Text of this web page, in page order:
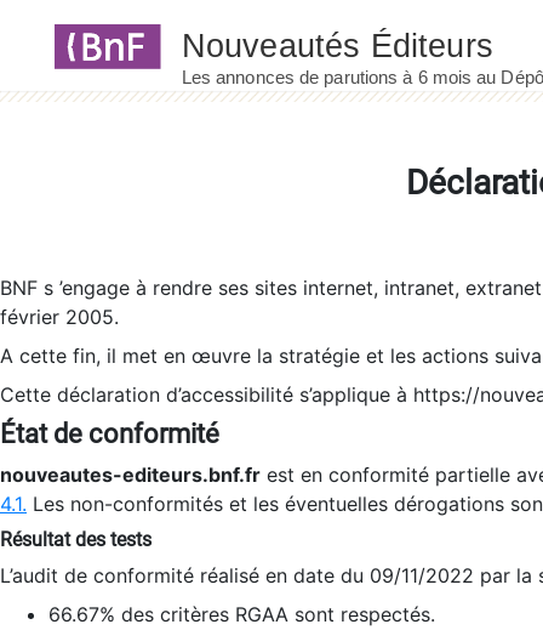
BNF s ’engage à rendre ses sites internet, intranet,
février 2005.
A cette fin, il met en œuvre la stratégie et les actions
Cette déclaration d’accessibilité s’applique à https://
État de conformité
nouveautes-editeurs.bnf.fr est en conformité partielle
4.1. Les non-conformités et les éventuelles dérogations
Résultat des tests
L’audit de conformité réalisé en date du 09/11/2022 par
66.67% des critères RGAA sont respectés.